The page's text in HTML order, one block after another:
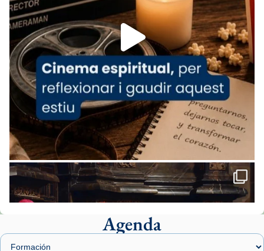
Foto
View on Facebook · Share
Arquebisbat de Barcelona
1 week ago
«Avui les santes Juliana i Semproniana ens
ajuden a alçar la mirada»
Mons. Sergi Gordo, bisbe de Tortosa, ha
presidit aquest 27 de juliol la missa de Les
Santes de Mataró.
🔗tinyurl.com/cvu5jmbk
📸 J. Merino
Agenda